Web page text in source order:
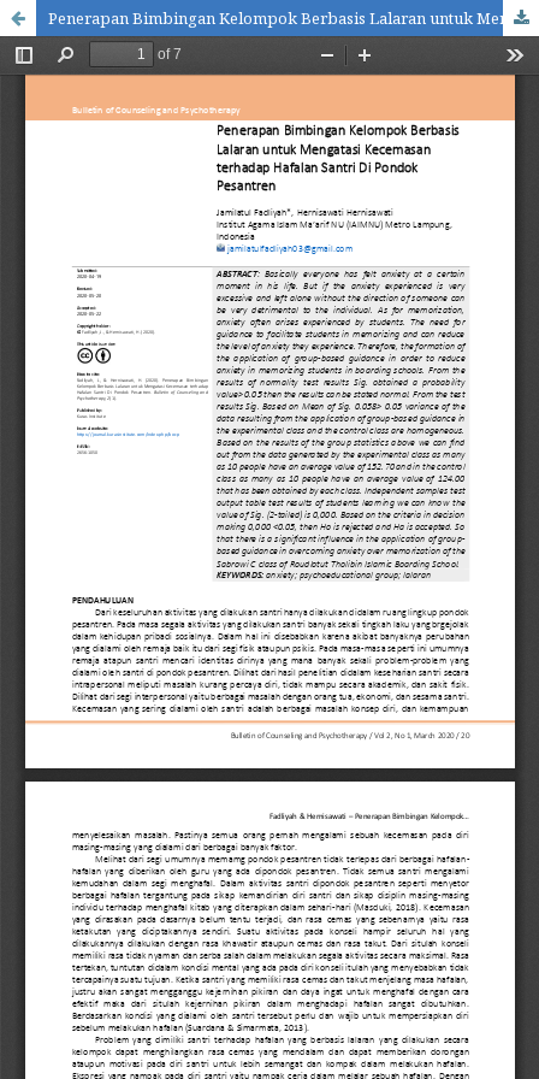
Penerapan Bimbingan Kelompok Berbasis Lalaran untuk Mengatasi Kecemasan terhadap Hafalan Santri Di Pondok Pesantren